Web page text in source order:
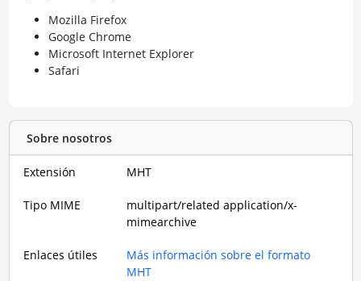
Mozilla Firefox
Google Chrome
Microsoft Internet Explorer
Safari
Sobre nosotros
Extensión MHT
Tipo MIME
multipart/related application/x-
mimearchive
Enlaces útiles
Más información sobre el formato
MHT